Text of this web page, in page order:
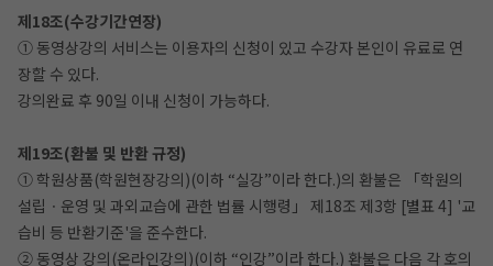
제18조(수강기간연장)
① 동영상강의 서비스는 이용자의 신청이 있고 수강자 본인이 유료로 연
장할 수 있다.
강의완료 후 90일 이내 신청이 가능하다.
제19조(환불 및 반환 규정)
① 학원상품(학원현장강의)(이하 “실강”이라 한다.)의 환불은 「학원의
설립ㆍ운영 및 과외교습에 관한 법률 시행령」 제18조 제3항 [별표 4] '교
습비 등 반환기준'을 준수한다.
② 동영상 강의(온라인강의)(이하 “인강”이라 한다.) 환불은 다음 각 호의